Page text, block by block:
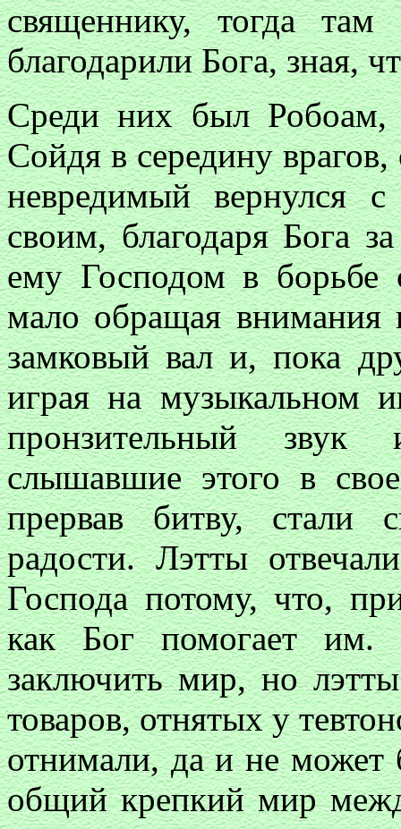
священнику, тогда
благодарили Бога, зная,
Среди них был Робоам,
Сойдя в середину
невредимый вернулся
своим, благодаря Бога
ему Господом в
мало обращая внимания
замковый вал и, пока
играя на музыкальном
пронзительный звук
слышавшие этого в
прервав битву, стали
радости. Лэтты
Господа потому, что,
как Бог помогает им.
заключить мир, но
товаров, отнятых у
отнимали, да и не может
общий крепкий мир